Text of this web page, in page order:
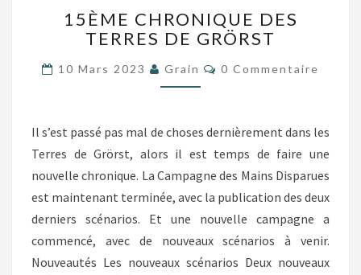
CHRONIQUE
DES
DE
GRÖRST
15ÈME CHRONIQUE DES
TERRES DE GRÖRST
10 Mars 2023 Grain Commentaires
0 Commentaire
Il s’est passé pas mal de choses dernièrement dans les
Terres de Grörst, alors il est temps de faire une
nouvelle chronique. La Campagne des Mains Disparues
est maintenant terminée, avec la publication des deux
derniers scénarios. Et une nouvelle campagne a
commencé, avec de nouveaux scénarios à venir.
Nouveautés Les nouveaux scénarios Deux nouveaux